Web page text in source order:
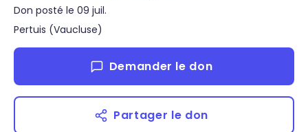
Don posté le 09 juil.
Pertuis (Vaucluse)
Demander le don
Partager le don